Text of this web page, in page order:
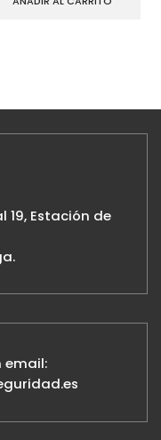
19, Estación de
email: